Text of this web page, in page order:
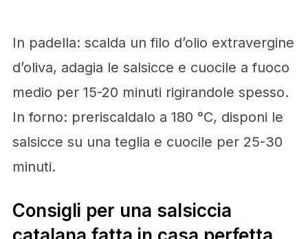
In padella: scalda un filo d’olio extravergine
d’oliva, adagia le salsicce e cuocile a fuoco
medio per 15-20 minuti rigirandole spesso.
In forno: preriscaldalo a 180 °C, disponi le
salsicce su una teglia e cuocile per 25-30
minuti.
Consigli per una salsiccia